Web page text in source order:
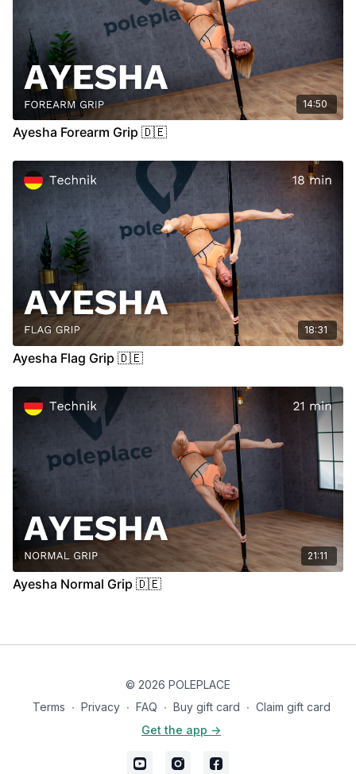
14:50
Ayesha Forearm Grip 🇩🇪
18:31
Ayesha Flag Grip 🇩🇪
21:11
Ayesha Normal Grip 🇩🇪
© 2026 POLEPLACE
Terms ∙ Privacy ∙ FAQ ∙ Buy gift card ∙ Claim gift card
Get the app ->